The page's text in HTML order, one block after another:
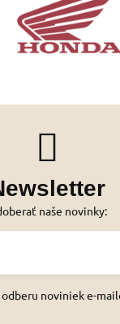
naše novinky:
noviniek e-